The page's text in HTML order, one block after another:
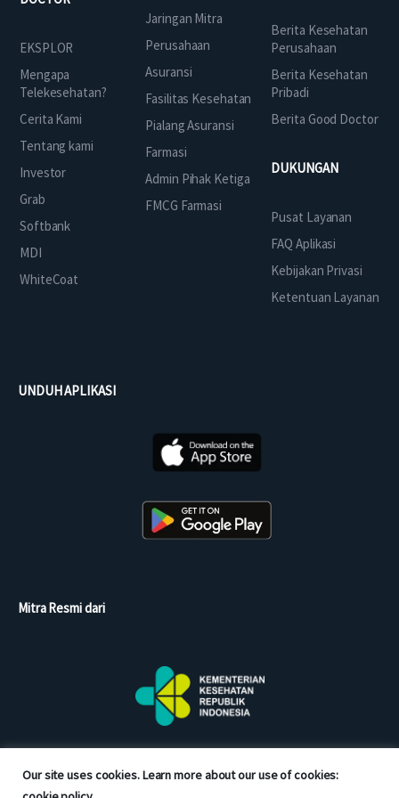
Our site uses cookies. Learn more about our use of cookies:
EKSPLOR
Mengapa
Telekesehatan?
Cerita Kami
Tentang kami
Investor
Grab
Softbank
MDI
WhiteCoat
Jaringan Mitra
Perusahaan
Asuransi
Fasilitas Kesehatan
Pialang Asuransi
Farmasi
Admin Pihak Ketiga
FMCG Farmasi
Berita Kesehatan
Perusahaan
Berita Kesehatan
Pribadi
Berita Good Doctor
DUKUNGAN
Pusat Layanan
FAQ Aplikasi
Kebijakan Privasi
Ketentuan Layanan
UNDUH APLIKASI
Mitra Resmi dari